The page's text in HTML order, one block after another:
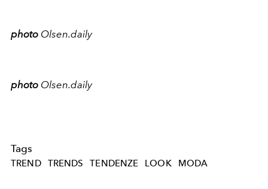
photo Olsen.daily
photo Olsen.daily
Tags
TREND TRENDS TENDENZE LOOK MODA